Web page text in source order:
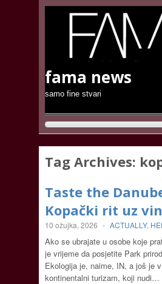
fama news
samo fine stvari
Tag Archives:
Taste the
Kopački rit uz
10 ožujka, 2026 - ACTUALLY,
Ako se ubrajate u osobe koje
je vrijeme da posjetite Park
Ekologija je, naime, IN, a još je
kontinentalni turizam, koji nudi…